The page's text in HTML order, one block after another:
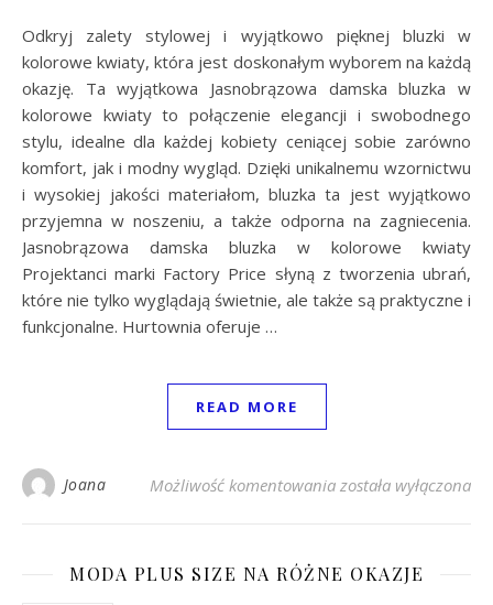
Odkryj zalety stylowej i wyjątkowo pięknej bluzki w
kolorowe kwiaty, która jest doskonałym wyborem na każdą
okazję. Ta wyjątkowa Jasnobrązowa damska bluzka w
kolorowe kwiaty to połączenie elegancji i swobodnego
stylu, idealne dla każdej kobiety ceniącej sobie zarówno
komfort, jak i modny wygląd. Dzięki unikalnemu wzornictwu
i wysokiej jakości materiałom, bluzka ta jest wyjątkowo
przyjemna w noszeniu, a także odporna na zagniecenia.
Jasnobrązowa damska bluzka w kolorowe kwiaty
Projektanci marki Factory Price słyną z tworzenia ubrań,
które nie tylko wyglądają świetnie, ale także są praktyczne i
funkcjonalne. Hurtownia oferuje …
READ MORE
Joana Możliwość komentowania Jasnobrązowa
została wyłączona
MODA PLUS SIZE NA RÓŻNE OKAZJE